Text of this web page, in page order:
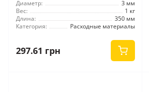
Диаметр:
3 мм
Вес:
1 кг
Длина:
350 мм
Категория:
Расходные материалы
297.61 грн